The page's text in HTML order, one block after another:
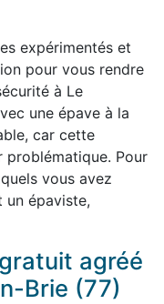
expérimentés et
pour vous rendre
à Le
une épave à la
car cette
problématique. Pour
vous avez
épaviste,
agréé
Brie (77)